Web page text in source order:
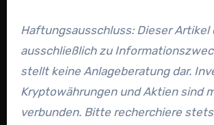
Haftungsausschluss: Dieser Artikel
ausschließlich zu
stellt keine Anlageberatung dar.
Kryptowährungen und Aktien sind
verbunden. Bitte recherchiere stets